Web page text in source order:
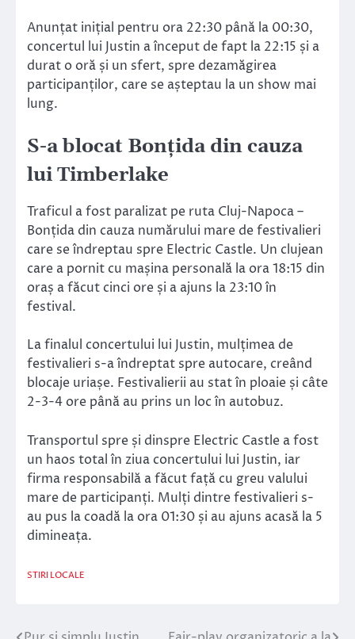
Anunțat inițial pentru ora 22:30 până la 00:30,
concertul lui Justin a început de fapt la 22:15 și a
durat o oră și un sfert, spre dezamăgirea
participanților, care se așteptau la un show mai
lung.
S-a blocat Bonțida din cauza
lui Timberlake
Traficul a fost paralizat pe ruta Cluj-Napoca –
Bonțida din cauza numărului mare de festivalieri
care se îndreptau spre Electric Castle. Un clujean
care a pornit cu mașina personală la ora 18:15 din
oraș a făcut cinci ore și a ajuns la 23:10 în
festival.
La finalul concertului lui Justin, mulțimea de
festivalieri s-a îndreptat spre autocare, creând
blocaje uriașe. Festivalierii au stat în ploaie și câte
2-3-4 ore până au prins un loc în autobuz.
Transportul spre și dinspre Electric Castle a fost
un haos total în ziua concertului lui Justin, iar
firma responsabilă a făcut față cu greu valului
mare de participanți. Mulți dintre festivalieri s-
au pus la coadă la ora 01:30 și au ajuns acasă la 5
dimineața.
STIRI LOCALE